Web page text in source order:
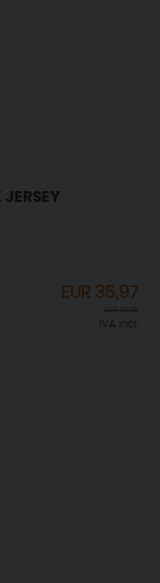
EUR 35,97
IVA incl.